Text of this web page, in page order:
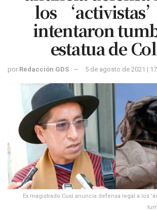
los
intentaron
estatua de
por Redacción GDS 5 de agosto de 2021 |
Ex magistrado Cusi anuncia defensa legal a los